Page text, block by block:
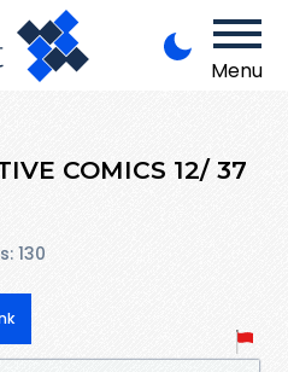
Menu
COMICS 12/ 37
130